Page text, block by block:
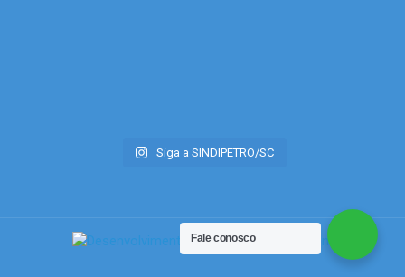
Siga a SINDIPETRO/SC
Fale conosco